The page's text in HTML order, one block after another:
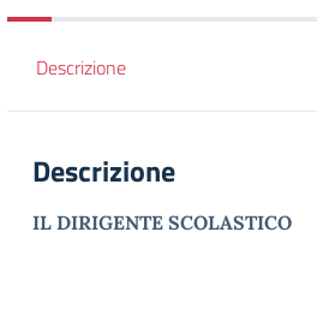
Descrizione
Descrizione
IL DIRIGENTE SCOLASTICO